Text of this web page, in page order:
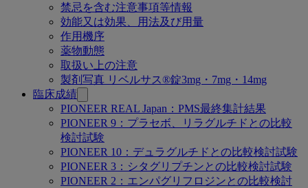
禁忌を含む注意事項等情報
効能又は効果、用法及び用量
作用機序
薬物動態
取扱い上の注意
製剤写真 リベルサス®錠3mg・7mg・14mg
臨床成績
PIONEER REAL Japan：PMS最終集計結果
PIONEER 9：プラセボ、リラグルチドとの比較
検討試験
PIONEER 10：デュラグルチドとの比較検討試験
PIONEER 3：シタグリプチンとの比較検討試験
PIONEER 2：エンパグリフロジンとの比較検討